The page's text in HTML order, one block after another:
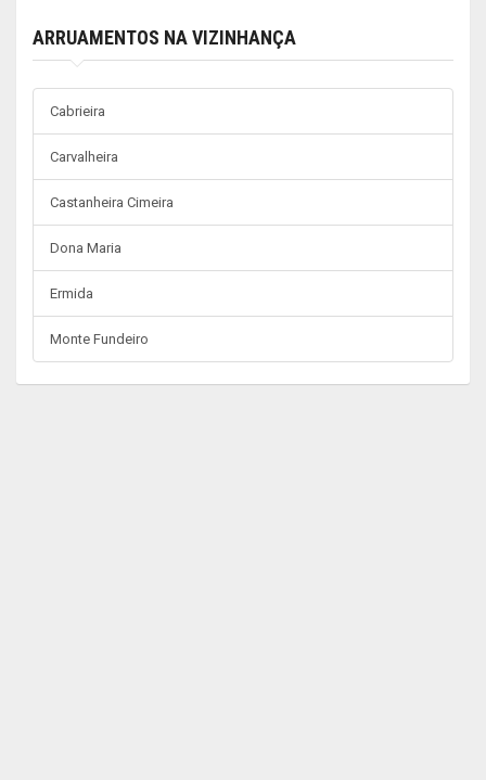
ARRUAMENTOS NA VIZINHANÇA
Cabrieira
Carvalheira
Castanheira Cimeira
Dona Maria
Ermida
Monte Fundeiro